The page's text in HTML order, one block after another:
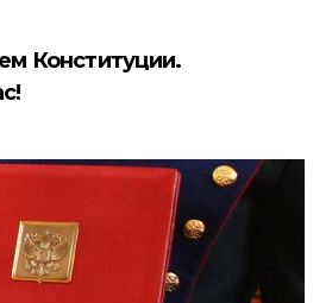
Конституции.